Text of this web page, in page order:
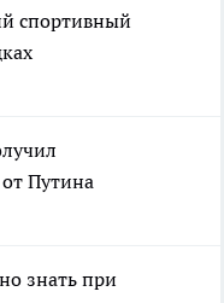
спортивный
Путина
знать при